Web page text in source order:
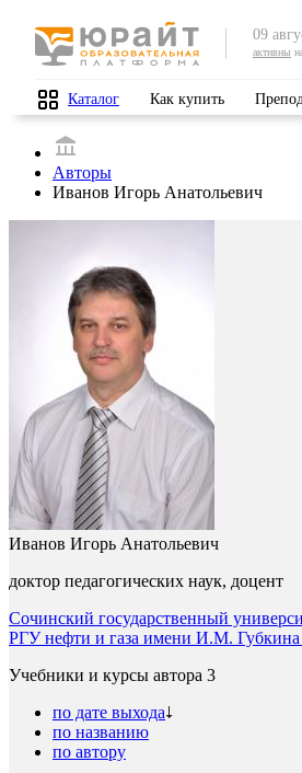
09
активны
Каталог Как купить
Авторы
Иванов Игорь Анатольевич
Иванов Игорь Анатольевич
доктор педагогических наук, доцент
Сочинский государственный
РГУ нефти и газа имени И.М. Губкина
Учебники и курсы автора 3
по дате выхода
по названию
по автору